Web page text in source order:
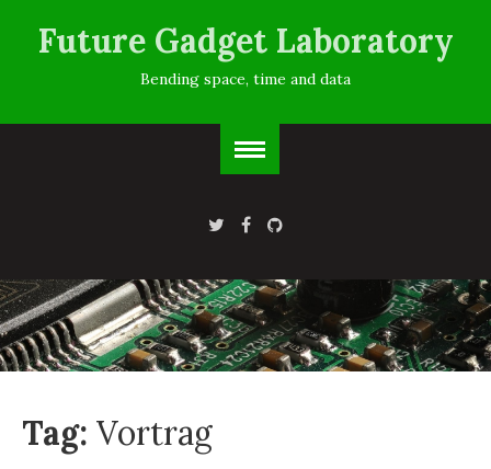
Future Gadget Laboratory
Bending space, time and data
Tag: Vortrag